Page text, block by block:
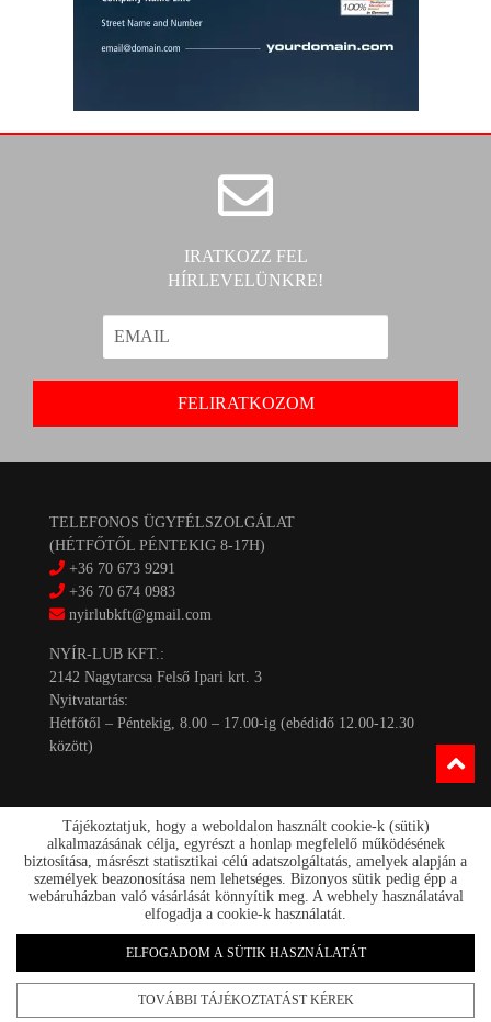
IRATKOZZ FEL
HÍRLEVELÜNKRE!
TELEFONOS ÜGYFÉLSZOLGÁLAT
(HÉTFŐTŐL PÉNTEKIG 8-17H)
+36 70 673 9291
+36 70 674 0983
nyirlubkft@gmail.com
NYÍR-LUB KFT.:
2142 Nagytarcsa Felső Ipari krt. 3
Nyitvatartás:
Hétfőtől – Péntekig, 8.00 – 17.00-ig (ebédidő 12.00-12.30
között)
Kapcsolat
Akciók
Rólunk
nyirlub.hu 2026
Tájékoztatjuk, hogy a weboldalon használt cookie-k (sütik)
alkalmazásának célja, egyrészt a honlap megfelelő működésének
biztosítása, másrészt statisztikai célú adatszolgáltatás, amelyek alapján a
személyek beazonosítása nem lehetséges. Bizonyos sütik pedig épp a
webáruházban való vásárlását könnyítik meg. A webhely használatával
elfogadja a cookie-k használatát.
ELFOGADOM A SÜTIK HASZNÁLATÁT
TOVÁBBI TÁJÉKOZTATÁST KÉREK